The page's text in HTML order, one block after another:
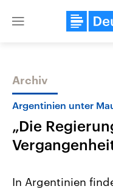
Close
Themen
Archiv
Argentinien unter
„Die
In Argentinien